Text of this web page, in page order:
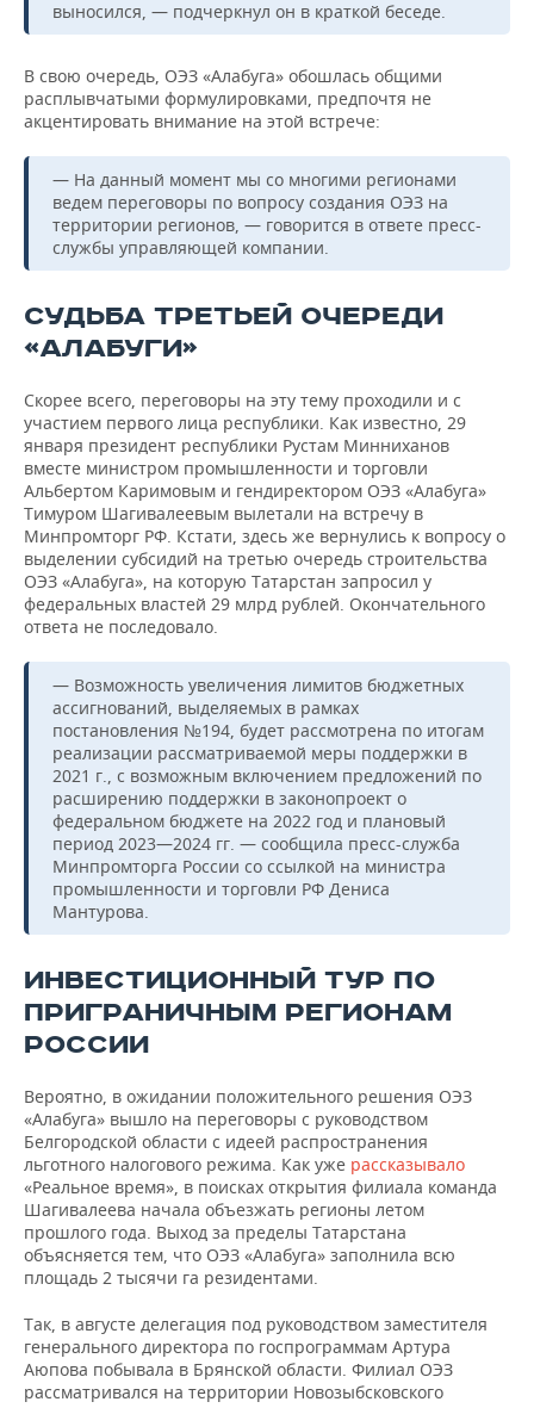
выносился, — подчеркнул он в краткой беседе.
В свою очередь, ОЭЗ «Алабуга» обошлась общими
расплывчатыми формулировками, предпочтя не
акцентировать внимание на этой встрече:
— На данный момент мы со многими регионами
ведем переговоры по вопросу создания ОЭЗ на
территории регионов, — говорится в ответе пресс-
службы управляющей компании.
СУДЬБА ТРЕТЬЕЙ ОЧЕРЕДИ
«АЛАБУГИ»
Скорее всего, переговоры на эту тему проходили и с
участием первого лица республики. Как известно, 29
января президент республики Рустам Минниханов
вместе министром промышленности и торговли
Альбертом Каримовым и гендиректором ОЭЗ «Алабуга»
Тимуром Шагивалеевым вылетали на встречу в
Минпромторг РФ. Кстати, здесь же вернулись к вопросу о
выделении субсидий на третью очередь строительства
ОЭЗ «Алабуга», на которую Татарстан запросил у
федеральных властей 29 млрд рублей. Окончательного
ответа не последовало.
— Возможность увеличения лимитов бюджетных
ассигнований, выделяемых в рамках
постановления №194, будет рассмотрена по итогам
реализации рассматриваемой меры поддержки в
2021 г., с возможным включением предложений по
расширению поддержки в законопроект о
федеральном бюджете на 2022 год и плановый
период 2023—2024 гг. — сообщила пресс-служба
Минпромторга России со ссылкой на министра
промышленности и торговли РФ Дениса
Мантурова.
ИНВЕСТИЦИОННЫЙ ТУР ПО
ПРИГРАНИЧНЫМ РЕГИОНАМ
РОССИИ
Вероятно, в ожидании положительного решения ОЭЗ
«Алабуга» вышло на переговоры с руководством
Белгородской области с идеей распространения
льготного налогового режима. Как уже рассказывало
«Реальное время», в поисках открытия филиала команда
Шагивалеева начала объезжать регионы летом
прошлого года. Выход за пределы Татарстана
объясняется тем, что ОЭЗ «Алабуга» заполнила всю
площадь 2 тысячи га резидентами.
Так, в августе делегация под руководством заместителя
генерального директора по госпрограммам Артура
Аюпова побывала в Брянской области. Филиал ОЭЗ
рассматривался на территории Новозыбсковского